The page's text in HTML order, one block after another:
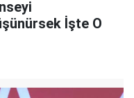
İşte O